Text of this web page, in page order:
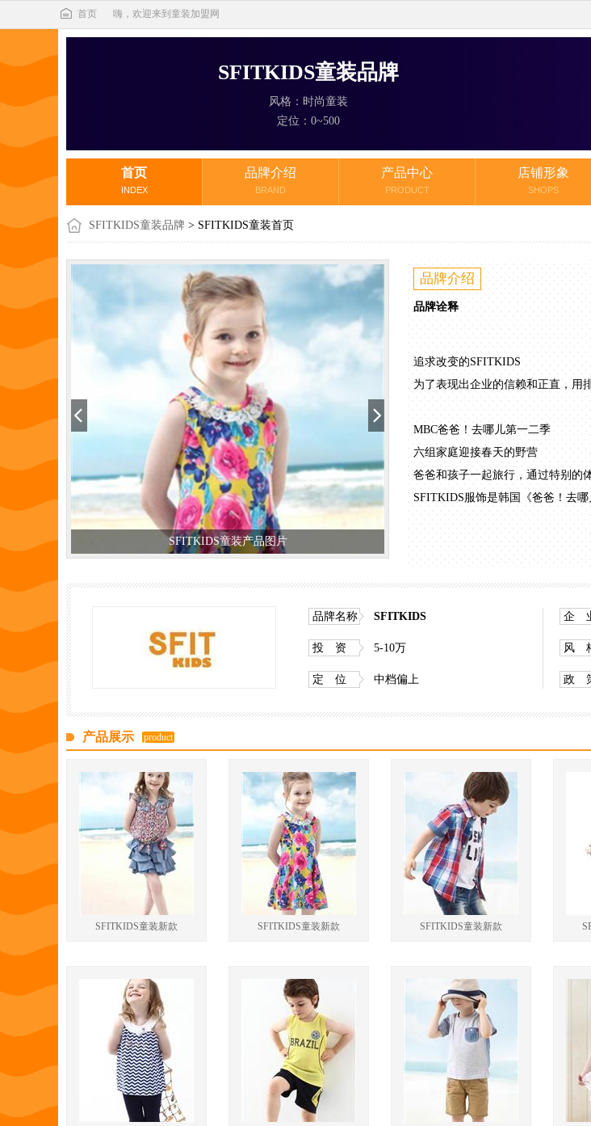
首页 嗨，欢迎来到童装加盟网
SFITKIDS童装品牌
风格：时尚童装
定位：0~500
首页
INDEX
品牌介绍
BRAND
产品中心
PRODUCT
店铺形象
SHOPS
SFITKIDS童装品牌 > SFITKIDS童装首页
SFITKIDS童装产品图片
品牌介绍
品牌诠释
追求改变的SFITKIDS
为了表现出企业的信赖和正直，用
MBC爸爸！去哪儿第一二季
六组家庭迎接春天的野营
爸爸和孩子一起旅行，通过特别的
SFITKIDS服饰是韩国《爸爸！去
Brandconcept品牌概念
英式休闲基础上营造的时尚标签，
休闲，帅气，舒适，方便，使用。
古典，可爱，优雅，浪漫
theme主题
theme主题二
将可爱的少女用五彩的粉笔画与剪
Theme主题三
用运动风logo点缀，装饰的春季服饰
funny与雅痞相辅相成，打造运动时
想的道路上前进。
SFITKIDS——不是单纯的时尚品
品牌名称 SFITKIDS
投 资 5-10万
定 位 中档偏上
企
风
政
产品展示 product
SFITKIDS童装新款 SFITKIDS童装新款 SFITKIDS童装新款